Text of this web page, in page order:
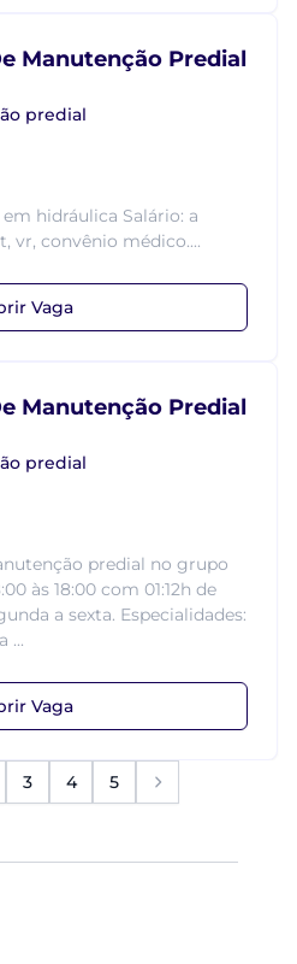
Manutenção Predial
predial
hidráulica Salário: a
vr, convênio médico....
Vaga
Manutenção Predial
predial
predial no grupo
às 18:00 com 01:12h de
a sexta. Especialidades:
...
Vaga
3 4 5